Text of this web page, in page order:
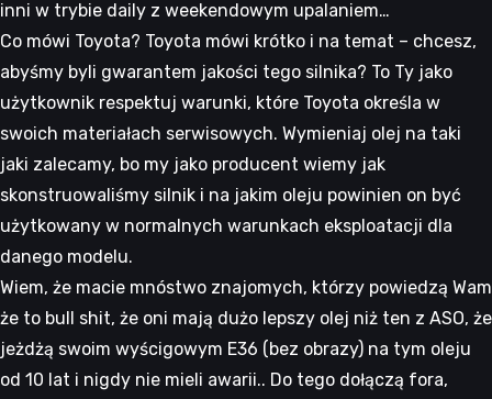
inni w trybie daily z weekendowym upalaniem…
Co mówi Toyota? Toyota mówi krótko i na temat – chcesz,
abyśmy byli gwarantem jakości tego silnika? To Ty jako
użytkownik respektuj warunki, które Toyota określa w
swoich materiałach serwisowych. Wymieniaj olej na taki
jaki zalecamy, bo my jako producent wiemy jak
skonstruowaliśmy silnik i na jakim oleju powinien on być
użytkowany w normalnych warunkach eksploatacji dla
danego modelu.
Wiem, że macie mnóstwo znajomych, którzy powiedzą Wam
że to bull shit, że oni mają dużo lepszy olej niż ten z ASO, że
jeżdżą swoim wyścigowym E36 (bez obrazy) na tym oleju
od 10 lat i nigdy nie mieli awarii.. Do tego dołączą fora,